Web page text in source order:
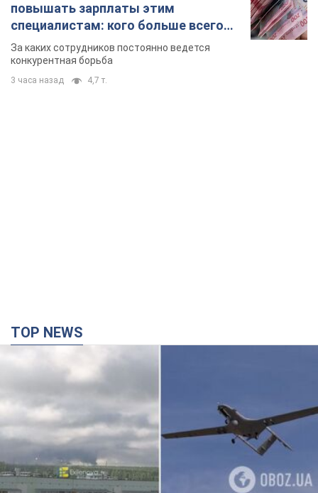
повышать зарплаты этим
специалистам: кого больше всего
не хватает на рынке труда
За каких сотрудников постоянно ведется
конкурентная борьба
3 часа назад 4,7 т.
TOP NEWS